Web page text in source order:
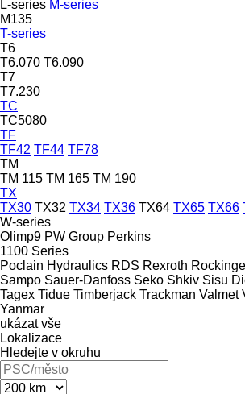
L-series M-series
M135
T-series
T6
T6.070 T6.090
T7
T7.230
TC
TC5080
TF
TF42 TF44 TF78
TM
TM 115 TM 165 TM 190
TX
TX30 TX32 TX34 TX36 TX64 TX65 TX66
W-series
Olimp9 PW Group Perkins
1100 Series
Poclain Hydraulics RDS Rexroth
Sampo Sauer-Danfoss Seko Shkiv Sisu
Tagex Tidue Timberjack Trackman Valmet
Yanmar
ukázat vše
Lokalizace
Hledejte v okruhu